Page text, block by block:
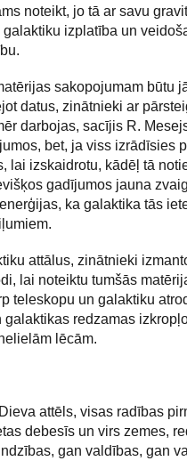
noteikt, jo tā ar savu
izplatība un
sakopojumam būtu
datus, zinātnieki ar
darbojas, sacījis R.
bet, ja viss izrādīsies
lai izskaidrotu, kādēļ tā
gadījumos jauna
ka galaktika tās
attālus, zinātnieki
lai noteiktu tumšās
teleskopu un galaktiku
redzamas
lēcām.
attēls, visas radības
debesīs un virs zemes,
gan valdības, gan